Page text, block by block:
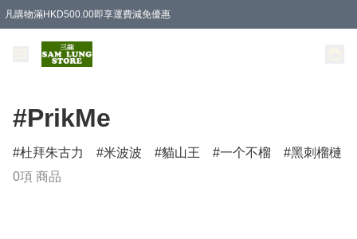
凡購物滿HKD500.00即享運費減免優惠
#PrikMe
杜拜朱古力 米波波 貓山王 一个不榴
黑刺榴槤
0項 商品